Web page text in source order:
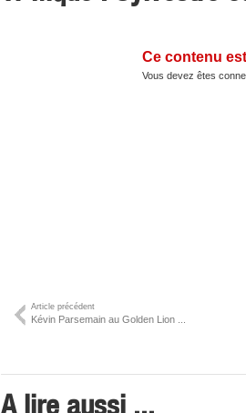
Ce contenu
Vous devez êtes
Article précédent
Kévin Parsemain au Golden Lion ...
A lire aussi ...